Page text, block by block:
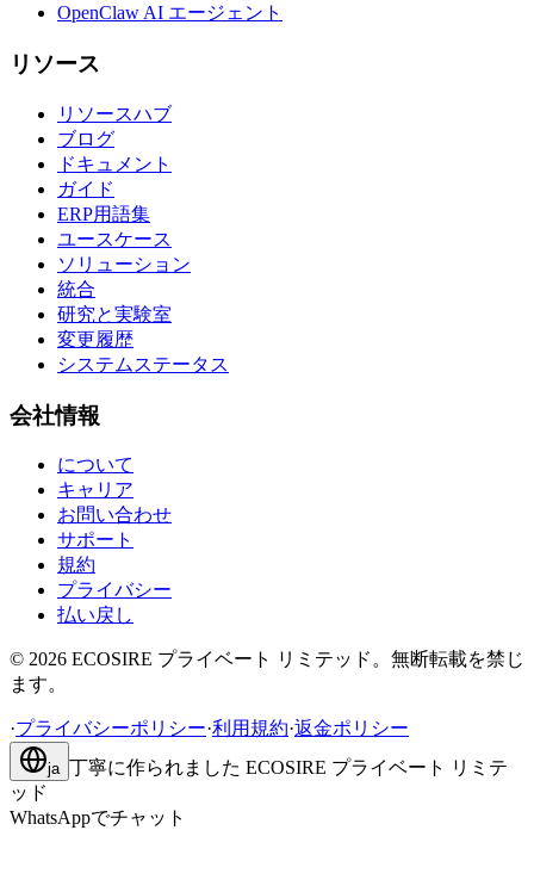
OpenClaw AI エージェント
リソース
リソースハブ
ブログ
ドキュメント
ガイド
ERP用語集
ユースケース
ソリューション
統合
研究と実験室
変更履歴
システムステータス
会社情報
について
キャリア
お問い合わせ
サポート
規約
プライバシー
払い戻し
© 2026 ECOSIRE プライベート リミテッド。無断転載を禁じ
ます。
·プライバシーポリシー·利用規約·返金ポリシー
ja 丁寧に作られました ECOSIRE プライベート リミテ
ッド
WhatsAppでチャット